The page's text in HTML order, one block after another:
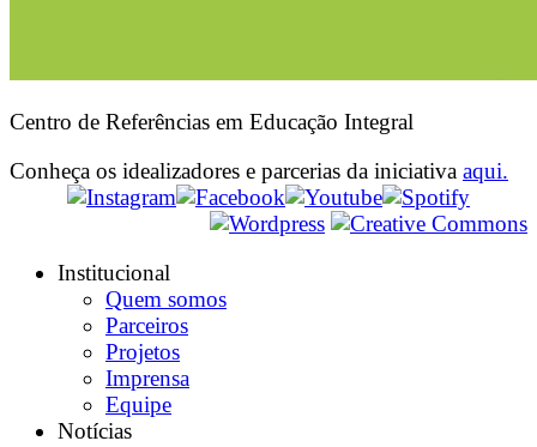
Centro de Referências em Educação Integral
Conheça os idealizadores e parcerias da iniciativa aqui.
Institucional
Quem somos
Parceiros
Projetos
Imprensa
Equipe
Notícias